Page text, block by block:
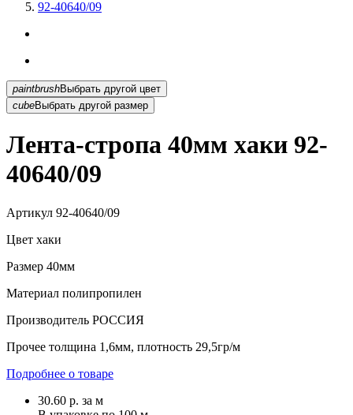
92-40640/09
paintbrush
Выбрать другой цвет
cubeВыбрать другой размер
Лента-стропа 40мм хаки 92-
40640/09
Артикул 92-40640/09
Цвет хаки
Размер 40мм
Материал полипропилен
Производитель РОССИЯ
Прочее толщина 1,6мм, плотность 29,5гр/м
Подробнее о товаре
30.60 р. за м